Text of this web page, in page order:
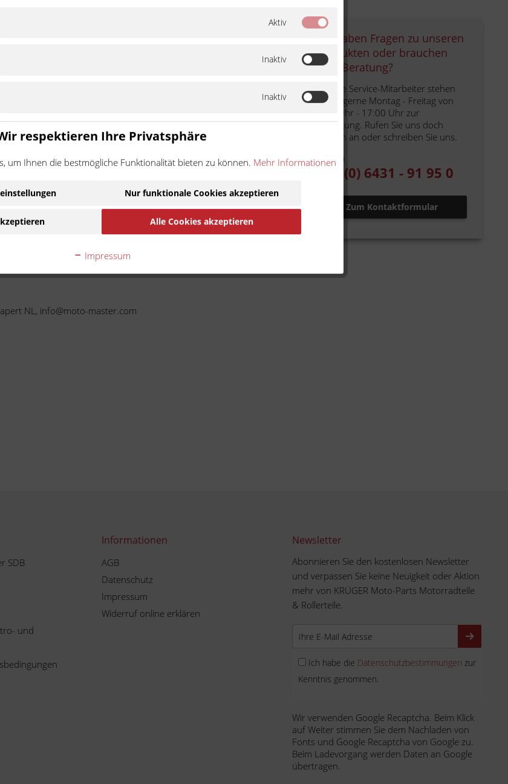
rostfreien
Standard-
extrudierten
und
mögliche
zu verhindern.
es sich um ein Zubehör-/Ersatzteil eines
Motorradherstellers hergestellt wurde. Die Nennung
NL, info@moto-master.com
Sie haben Fragen zu unseren
Produkten oder brauchen
eine Beratung?
Unsere Service-Mitarbeiter stehen
Ihnen gerne Montag - Freitag von
9:00 Uhr - 17:00 Uhr zur
Verfügung. Rufen Sie uns doch
einfach an oder schreiben Sie uns.
Telefon
+49 (0) 6431 - 91 95 0
Zum Kontaktformular
SDB
und
Informationen
AGB
Datenschutz
Impressum
Widerruf online erklären
Newsletter
Abonnieren Sie den kostenlosen Newsletter
und verpassen Sie keine Neuigkeit oder Aktion
mehr von KRÜGER Moto-Parts Motorradteile
& Rollerteile.
Ich habe die Datenschutzbestimmungen zur
Kenntnis genommen.
Wir verwenden Google Recaptcha. Beim Klick
auf Weiter stimmen Sie dem Nachladen von
Fonts und Google Recaptcha von Google zu.
Beim Ladevorgang werden Daten an Google
übertragen.
Aktiv
Inaktiv
Inaktiv
respektieren Ihre Privatsphäre
um Ihnen die bestmögliche Funktionalität bieten zu können. Mehr Informationen
Nur funktionale Cookies akzeptieren
Alle Cookies akzeptieren
Impressum